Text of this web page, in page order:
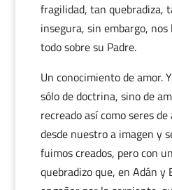
fragilidad, tan quebradiza,
insegura, sin embargo, nos
todo sobre su Padre.
Un conocimiento de amor.
sólo de doctrina, sino de
recreado así como seres
desde nuestro a imagen y
fuimos creados, pero con
quebradizo que, en Adán y